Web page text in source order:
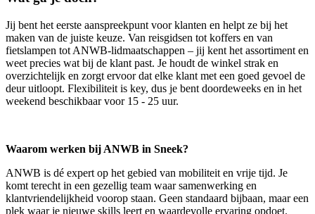
Jij bent het eerste aanspreekpunt voor klanten en helpt ze bij het
maken van de juiste keuze. Van reisgidsen tot koffers en van
fietslampen tot ANWB-lidmaatschappen – jij kent het assortiment en
weet precies wat bij de klant past. Je houdt de winkel strak en
overzichtelijk en zorgt ervoor dat elke klant met een goed gevoel de
deur uitloopt. Flexibiliteit is key, dus je bent doordeweeks en in het
weekend beschikbaar voor 15 - 25 uur.
Waarom werken bij ANWB in Sneek?
ANWB is dé expert op het gebied van mobiliteit en vrije tijd. Je
komt terecht in een gezellig team waar samenwerking en
klantvriendelijkheid voorop staan. Geen standaard bijbaan, maar een
plek waar je nieuwe skills leert en waardevolle ervaring opdoet.